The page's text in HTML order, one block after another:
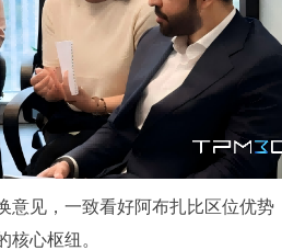
意见，一致看好阿布扎比区位优势
心枢纽。